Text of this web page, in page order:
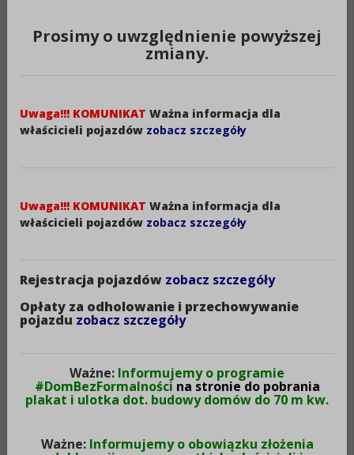
Skład osobowy Rady Powiatu Aleksandrowskiego
Skład osobowy Rady Powiatu Aleksandrowskiego
Powiatu
2. Pani Lewandowska Ewelina – Wiceprzewodnicząca
3. Pan Mansour Lotfi – Wiceprzewodniczący Rady
Powiatu
4. Pani Banaszkiewicz Mariola
6. Pan Draheim Jerzy
7. Pani Golec Renata
8. Pan Grzegórski Konstanty
Prosimy o uwzględnienie powyższej
zmiany.
Uwaga!!! KOMUNIKAT Ważna informacja dla
właścicieli pojazdów zobacz szczegóły
Uwaga!!! KOMUNIKAT Ważna informacja dla
właścicieli pojazdów zobacz szczegóły
Rejestracja pojazdów zobacz szczegóły
Opłaty za odholowanie i przechowywanie
pojazdu zobacz szczegóły
Ważne: Informujemy o programie
#DomBezFormalności na stronie do pobrania
plakat i ulotka dot. budowy domów do 70 m kw.
Ważne: Informujemy o obowiązku złożenia